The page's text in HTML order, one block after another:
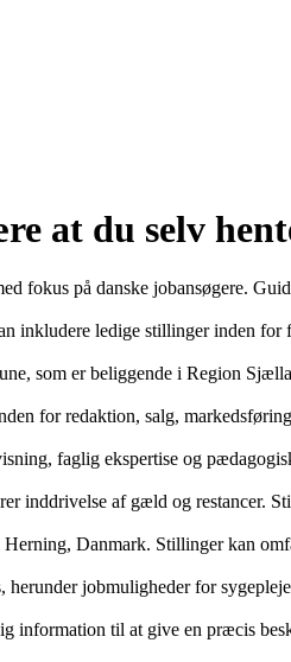
at du selv
på danske jobansøgere.
ledige stillinger inden for
som er beliggende i Region
for redaktion, salg,
faglig ekspertise og
af gæld og restancer.
Danmark. Stillinger kan
jobmuligheder for
til at give en præcis